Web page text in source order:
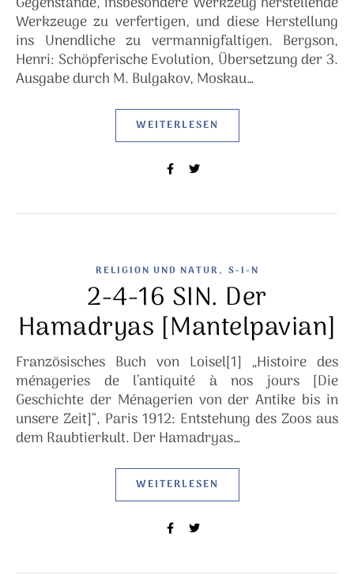
Werkzeuge zu verfertigen, und diese Herstellung
ins Unendliche zu vermannigfaltigen. Bergson,
Henri: Schöpferische Evolution, Übersetzung der 3.
Ausgabe durch M. Bulgakov, Moskau…
WEITERLESEN
RELIGION UND NATUR, S-I-N
2-4-16 SIN. Der
Hamadryas [Mantelpavian]
Französisches Buch von Loisel[1] „Histoire des
ménageries de l’antiquité à nos jours [Die
Geschichte der Ménagerien von der Antike bis in
unsere Zeit]“, Paris 1912: Entstehung des Zoos aus
dem Raubtierkult. Der Hamadryas…
WEITERLESEN